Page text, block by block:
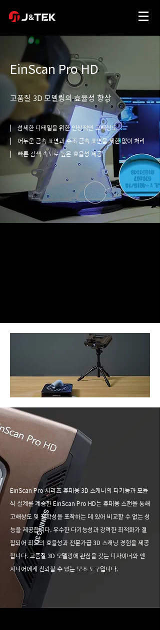
EinScan Pro HD
고품질 3D 모델링의 효율성 향상
| 섬세한 디테일을 위한 인상적인 고해상도
| 어두운 금속 표면과 주조 금속 표면을 제한 없이 처리
| 빠른 검색 속도로 높은 효율성 제공
EinScan Pro 시리즈 휴대용 3D 스캐너의 다기능과 모듈
식 설계를 계승한 EinScan Pro HD는 휴대용 스캔을 통해
고해상도 및 정확성을 포착하는 데 있어 비교할 수 없는 성
능을 제공합니다. 우수한 다기능성과 강력한 최적화가 결
합되어 최고의 효율성과 전문가급 3D 스캐닝 경험을 제공
합니다. 고품질 3D 모델링에 관심을 갖는 디자이너와 엔
지니어에게 신뢰할 수 있는 보조 도구입니다.